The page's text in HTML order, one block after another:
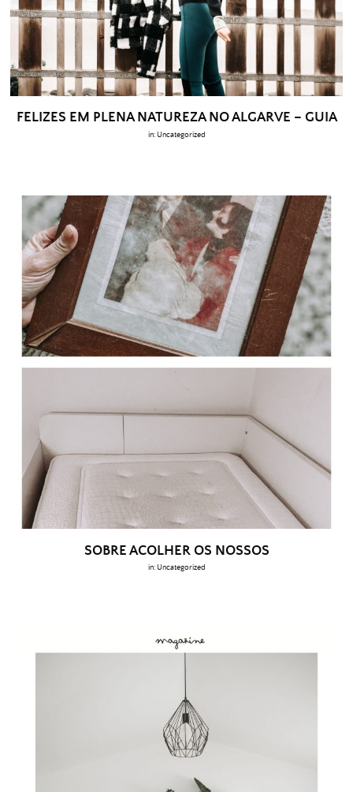
FELIZES EM PLENA NATUREZA NO ALGARVE – GUIA
in: Uncategorized
SOBRE ACOLHER OS NOSSOS
in: Uncategorized